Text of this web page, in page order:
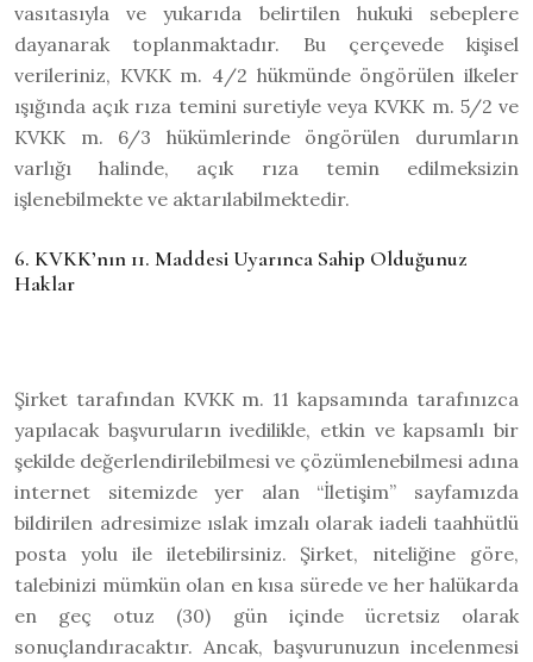
vasıtasıyla ve yukarıda belirtilen hukuki sebeplere
dayanarak toplanmaktadır. Bu çerçevede kişisel
verileriniz, KVKK m. 4/2 hükmünde öngörülen ilkeler
ışığında açık rıza temini suretiyle veya KVKK m. 5/2 ve
KVKK m. 6/3 hükümlerinde öngörülen durumların
varlığı halinde, açık rıza temin edilmeksizin
işlenebilmekte ve aktarılabilmektedir.
6. KVKK’nın 11. Maddesi Uyarınca Sahip Olduğunuz
Haklar
Şirket tarafından KVKK m. 11 kapsamında tarafınızca
yapılacak başvuruların ivedilikle, etkin ve kapsamlı bir
şekilde değerlendirilebilmesi ve çözümlenebilmesi adına
internet sitemizde yer alan “İletişim” sayfamızda
bildirilen adresimize ıslak imzalı olarak iadeli taahhütlü
posta yolu ile iletebilirsiniz. Şirket, niteliğine göre,
talebinizi mümkün olan en kısa sürede ve her halükarda
en geç otuz (30) gün içinde ücretsiz olarak
sonuçlandıracaktır. Ancak, başvurunuzun incelenmesi